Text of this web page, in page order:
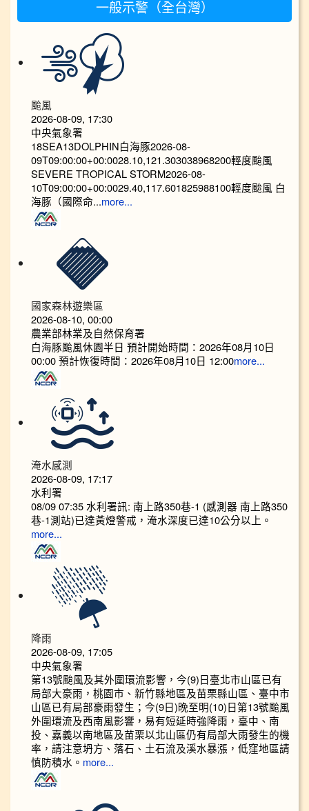
一般示警（全台灣）
颱風
2026-08-09, 17:30
中央氣象署
18SEA13DOLPHIN白海豚2026-08-
09T09:00:00+00:0028.10,121.303038968200輕度颱風
SEVERE TROPICAL STORM2026-08-
10T09:00:00+00:0029.40,117.601825988100輕度颱風 白
海豚（國際命...more...
國家森林遊樂區
2026-08-10, 00:00
農業部林業及自然保育署
白海豚颱風休園半日 預計開始時間：2026年08月10日
00:00 預計恢復時間：2026年08月10日 12:00more...
淹水感測
2026-08-09, 17:17
水利署
08/09 07:35 水利署訊: 南上路350巷-1 (感測器 南上路350
巷-1測站)已達黃燈警戒，淹水深度已達10公分以上。​​​
more...
降雨
2026-08-09, 17:05
中央氣象署
第13號颱風及其外圍環流影響，今(9)日臺北市山區已有
局部大豪雨，桃園市、新竹縣地區及苗栗縣山區、臺中市
山區已有局部豪雨發生；今(9日)晚至明(10)日第13號颱風
外圍環流及西南風影響，易有短延時強降雨，臺中、南
投、嘉義以南地區及苗栗以北山區仍有局部大雨發生的機
率，請注意坍方、落石、土石流及溪水暴漲，低窪地區請
慎防積水。 more...